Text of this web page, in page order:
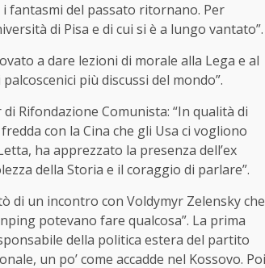
i fantasmi del passato ritornano. Per
di Pisa e di cui si è a lungo vantato”.
a dare lezioni di morale alla Lega e al
più discussi del mondo”.
Rifondazione Comunista: “In qualità di
con la Cina che gli Usa ci vogliono
ha apprezzato la presenza dell’ex
della Storia e il coraggio di parlare”.
di un incontro con Voldymyr Zelensky che
potevano fare qualcosa”. La prima
della politica estera del partito
un po’ come accadde nel Kossovo. Poi